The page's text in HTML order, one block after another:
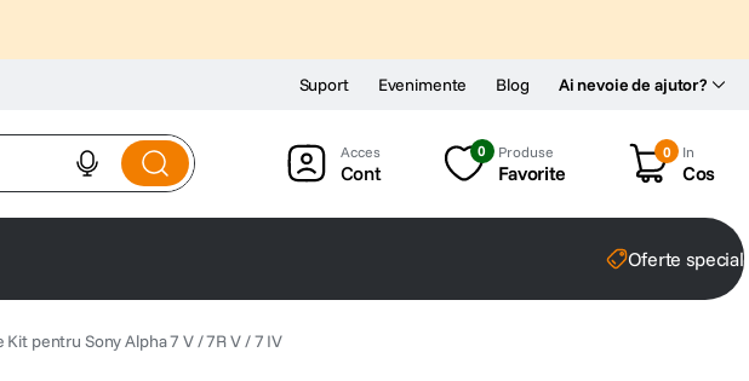
Ai nevoie de ajutor?
Suport Evenimente Blog
Cont
0 Produse
Favorite
0 In
Cos
Oferte
pentru Sony Alpha 7 V / 7R V / 7 IV